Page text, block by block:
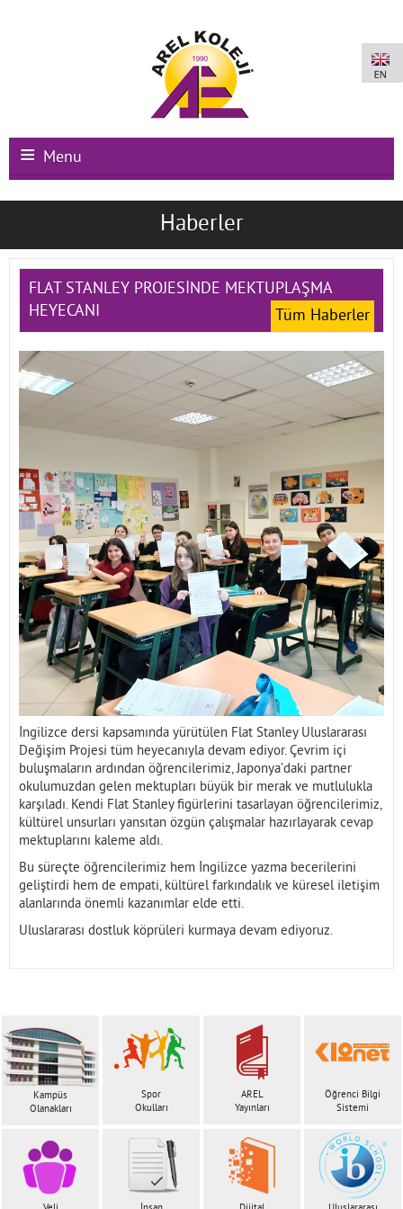
Menu
Ana Sayfa
Okullarımız
Uluslararası Programlar
Kampüs Olanakları
Kayıt-Kabul
Haberler
FLAT STANLEY PROJESİNDE MEKTUPLAŞMA
HEYECANI
Tüm Haberler
İngilizce dersi kapsamında yürütülen Flat Stanley Uluslararası
Değişim Projesi tüm heyecanıyla devam ediyor. Çevrim içi
buluşmaların ardından öğrencilerimiz, Japonya’daki partner
okulumuzdan gelen mektupları büyük bir merak ve mutlulukla
karşıladı. Kendi Flat Stanley figürlerini tasarlayan öğrencilerimiz,
kültürel unsurları yansıtan özgün çalışmalar hazırlayarak cevap
mektuplarını kaleme aldı.
Bu süreçte öğrencilerimiz hem İngilizce yazma becerilerini
geliştirdi hem de empati, kültürel farkındalık ve küresel iletişim
alanlarında önemli kazanımlar elde etti.
Uluslararası dostluk köprüleri kurmaya devam ediyoruz.
Kampüs
Olanakları
Spor
Okulları
AREL
Yayınları
Öğrenci Bilgi
Sistemi